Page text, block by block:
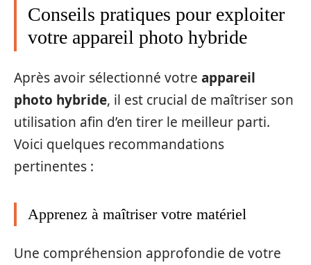
Conseils pratiques pour exploiter
votre appareil photo hybride
Après avoir sélectionné votre appareil
photo hybride, il est crucial de maîtriser son
utilisation afin d’en tirer le meilleur parti.
Voici quelques recommandations
pertinentes :
Apprenez à maîtriser votre matériel
Une compréhension approfondie de votre